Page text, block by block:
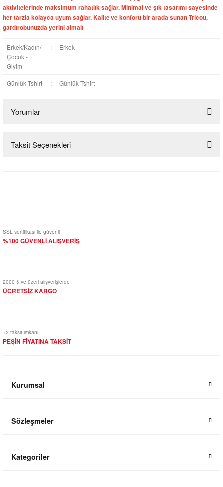
aktivitelerinde maksimum rahatlık sağlar. Minimal ve şık tasarımı sayesinde
her tarzla kolayca uyum sağlar. Kalite ve konforu bir arada sunan Tricou,
gardırobunuzda yerini almalı
Erkek/Kadın/
Çocuk -
Giyim
: Erkek
Günlük Tshirt : Günlük Tshirt
Yorumlar
Bu ürüne ilk yorumu siz yapın!
Taksit Seçenekleri
SSL sertifikası ile güvenli
%100 GÜVENLİ ALIŞVERİŞ
2000 ₺ ve üzeri alışverişlerde
ÜCRETSİZ KARGO
+2 taksit imkanı
PEŞİN FİYATINA TAKSİT
Kurumsal
Sözleşmeler
Kategoriler